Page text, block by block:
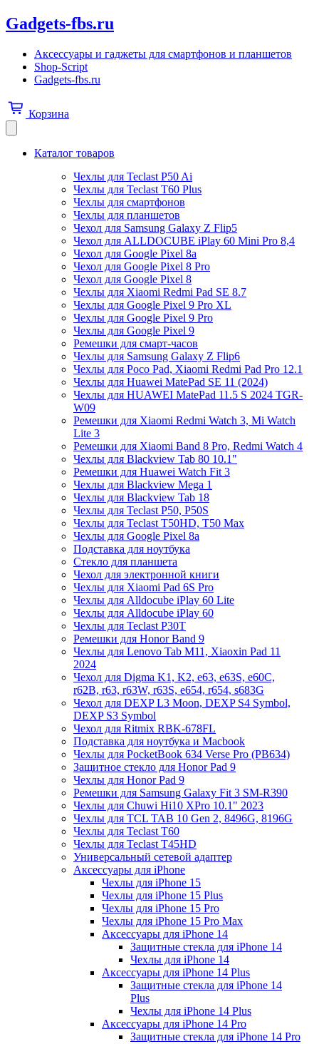
Gadgets-fbs.ru
Аксессуары и гаджеты для смартфонов и планшетов
Shop-Script
Gadgets-fbs.ru
Корзина
Каталог товаров
Чехлы для Teclast P50 Ai
Чехлы для Teclast T60 Plus
Чехлы для смартфонов
Чехлы для планшетов
Чехол для Samsung Galaxy Z Flip5
Чехол для ALLDOCUBE iPlay 60 Mini Pro 8,4
Чехол для Google Pixel 8a
Чехол для Google Pixel 8 Pro
Чехол для Google Pixel 8
Чехлы для Xiaomi Redmi Pad SE 8.7
Чехлы для Google Pixel 9 Pro XL
Чехлы для Google Pixel 9 Pro
Чехлы для Google Pixel 9
Ремешки для смарт-часов
Чехлы для Samsung Galaxy Z Flip6
Чехлы для Poco Pad, Xiaomi Redmi Pad Pro 12.1
Чехлы для Huawei MatePad SE 11 (2024)
Чехлы для HUAWEI MatePad 11.5 S 2024 TGR-
W09
Ремешки для Xiaomi Redmi Watch 3, Mi Watch
Lite 3
Ремешки для Xiaomi Band 8 Pro, Redmi Watch 4
Чехлы для Blackview Tab 80 10.1"
Ремешки для Huawei Watch Fit 3
Чехлы для Blackview Mega 1
Чехлы для Blackview Tab 18
Чехлы для Teclast P50, P50S
Чехлы для Teclast T50HD, T50 Max
Чехлы для Google Pixel 8a
Подставка для ноутбука
Стекло для планшета
Чехол для электронной книги
Чехлы для Xiaomi Pad 6S Pro
Чехлы для Alldocube iPlay 60 Lite
Чехлы для Alldocube iPlay 60
Чехлы для Teclast P30T
Ремешки для Honor Band 9
Чехлы для Lenovo Tab M11, Xiaoxin Pad 11
2024
Чехол для Digma K1, K2, e63, e63S, e60C,
r62B, r63, r63W, r63S, e654, r654, s683G
Чехол для DEXP L3 Moon, DEXP S4 Symbol,
DEXP S3 Symbol
Чехол для Ritmix RBK-678FL
Подставка для ноутбука и Macbook
Чехлы для PocketBook 634 Verse Pro (PB634)
Защитное стекло для Honor Pad 9
Чехлы для Honor Pad 9
Ремешки для Samsung Galaxy Fit 3 SM-R390
Чехлы для Chuwi Hi10 XPro 10.1" 2023
Чехлы для TCL TAB 10 Gen 2, 8496G, 8196G
Чехлы для Teclast T60
Чехлы для Teclast T45HD
Универсальный сетевой адаптер
Аксессуары для iPhone
Чехлы для iPhone 15
Чехлы для iPhone 15 Plus
Чехлы для iPhone 15 Pro
Чехлы для iPhone 15 Pro Max
Аксессуары для iPhone 14
Защитные стекла для iPhone 14
Чехлы для iPhone 14
Аксессуары для iPhone 14 Plus
Защитные стекла для iPhone 14
Plus
Чехлы для iPhone 14 Plus
Аксессуары для iPhone 14 Pro
Защитные стекла для iPhone 14 Pro